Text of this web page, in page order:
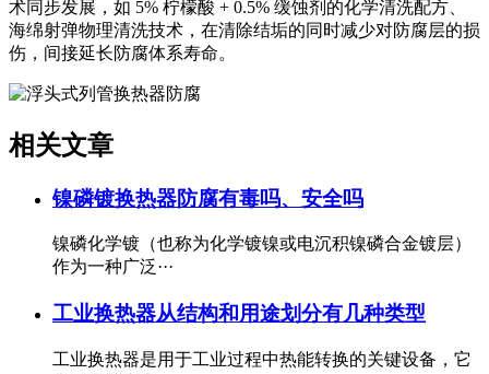
术同步发展，如 5% 柠檬酸 + 0.5% 缓蚀剂的化学清洗配方、
海绵射弹物理清洗技术，在清除结垢的同时减少对防腐层的损
伤，间接延长防腐体系寿命。
相关文章
镍磷镀换热器防腐有毒吗、安全吗
镍磷化学镀（也称为化学镀镍或电沉积镍磷合金镀层）
作为一种广泛···
工业换热器从结构和用途划分有几种类型
工业换热器是用于工业过程中热能转换的关键设备，它